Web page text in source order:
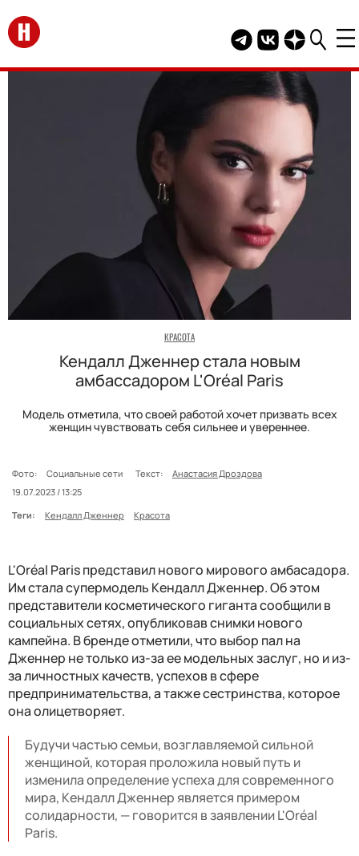
Перейти на главную
Telegram канал
Группа HELLO
Канал
КРАСОТА
Кендалл Дженнер стала новым
амбассадором L'Oréal Paris
Модель отметила, что своей работой хочет призвать всех
женщин чувствовать себя сильнее и увереннее.
Фото: Социальные сети Текст:
Анастасия Дроздова
19.07.2023 / 13:25
Теги:
Кендалл Дженнер Красота
L'Oréal Paris представил нового мирового амбасадора.
Им стала супермодель Кендалл Дженнер. Об этом
представители косметического гиганта сообщили в
социальных сетях, опубликовав снимки нового
кампейна. В бренде отметили, что выбор пал на
Дженнер не только из-за ее модельных заслуг, но и из-
за личностных качеств, успехов в сфере
предпринимательства, а также сестринства, которое
она олицетворяет.
Будучи частью семьи, возглавляемой сильной
женщиной, которая проложила новый путь и
изменила определение успеха для современного
мира, Кендалл Дженнер является примером
солидарности, — говорится в заявлении L'Oréal
Paris.